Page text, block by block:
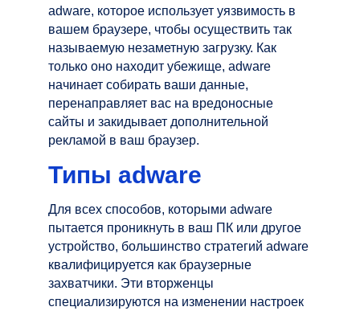
adware, которое использует уязвимость в
вашем браузере, чтобы осуществить так
называемую незаметную загрузку. Как
только оно находит убежище, adware
начинает собирать ваши данные,
перенаправляет вас на вредоносные
сайты и закидывает дополнительной
рекламой в ваш браузер.
Типы adware
Для всех способов, которыми adware
пытается проникнуть в ваш ПК или другое
устройство, большинство стратегий adware
квалифицируется как браузерные
захватчики. Эти вторженцы
специализируются на изменении настроек